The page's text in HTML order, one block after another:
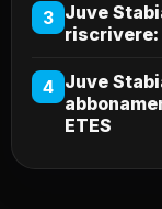
3 Juve
riscrivere:
4 Juve
ETES